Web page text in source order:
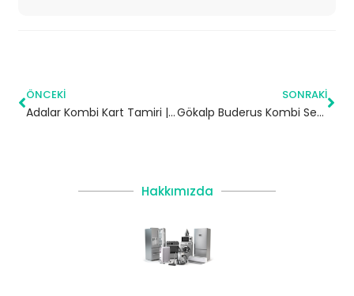
ÖNCEKI
Adalar Kombi Kart Tamiri | İstanbul
SONRAKI
Gökalp Buderus Kombi Servisi – Zeytinburnu Yetkili Servis
Hakkımızda